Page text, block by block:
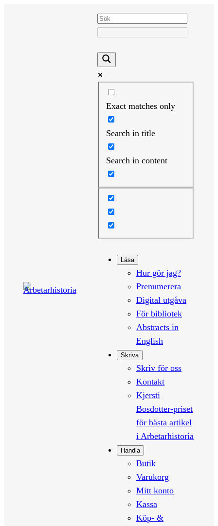
Exact matches only
Search in title
Search in content
Läsa
Hur gör jag?
Prenumerera
Digital utgåva
För bibliotek
Abstracts in
English
Skriva
Skriv för oss
Kontakt
Kjersti
Bosdotter-priset
för bästa artikel
i Arbetarhistoria
Handla
Butik
Varukorg
Mitt konto
Kassa
Köp- &